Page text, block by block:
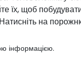
їх, щоб
Натисніть на
інформацією.